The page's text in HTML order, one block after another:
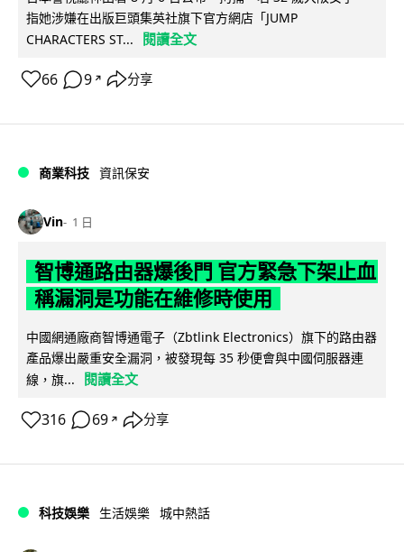
指她涉嫌在出版巨頭集英社旗下官方網店「JUMP
CHARACTERS ST...
閱讀全文
66 9 ↗ 分享
商業科技 資訊保安
Vin 1 日
智博通路由器爆後門 官方緊急下架止血
稱漏洞是功能在維修時使用
中國網通廠商智博通電子（Zbtlink Electronics）旗下的路由器
產品爆出嚴重安全漏洞，被發現每 35 秒便會與中國伺服器連
線，旗...
閱讀全文
316 69 ↗ 分享
科技娛樂 生活娛樂 城中熱話